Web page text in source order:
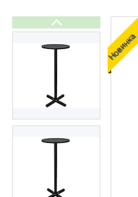
Презентації
Реєстраційні документи
Новинка